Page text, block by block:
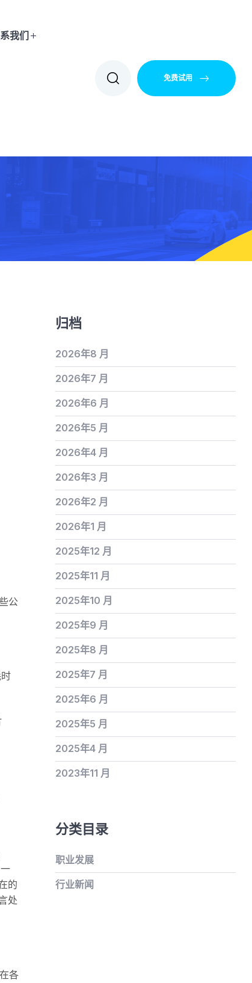
我们
免费试用
公
的
处
各
归档
2026年8 月
2026年7 月
2026年6 月
2026年5 月
2026年4 月
2026年3 月
2026年2 月
2026年1 月
2025年12 月
2025年11 月
2025年10 月
2025年9 月
2025年8 月
2025年7 月
2025年6 月
2025年5 月
2025年4 月
2023年11 月
分类目录
职业发展
行业新闻